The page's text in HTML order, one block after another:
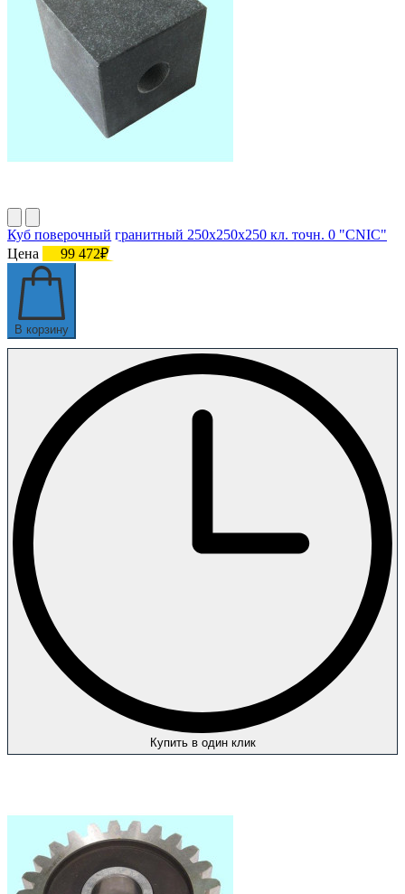
Куб поверочный гранитный 250х250х250 кл. точн. 0 "CNIC"
Цена
99 472₽
В корзину
Купить в один клик